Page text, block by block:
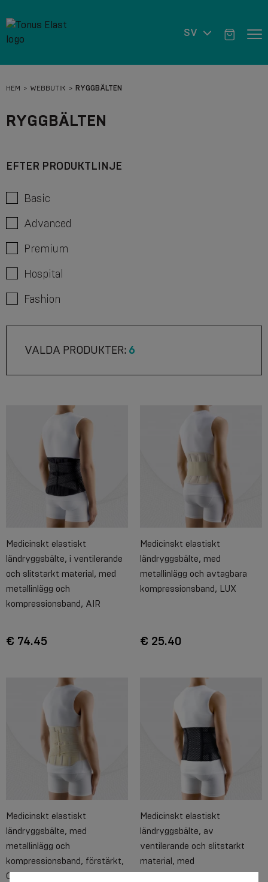
SV
HEM WEBBUTIK RYGGBÄLTEN
RYGGBÄLTEN
EFTER PRODUKTLINJE
Basic
Advanced
Premium
Hospital
Fashion
VALDA PRODUKTER: 6
Medicinskt elastiskt
ländryggsbälte, i ventilerande
och slitstarkt material, med
metallinlägg och
kompressionsband, AIR
€ 74.45
Medicinskt elastiskt
ländryggsbälte, med
metallinlägg och avtagbara
kompressionsband, LUX
€ 25.40
Medicinskt elastiskt
ländryggsbälte, med
metallinlägg och
kompressionsband, förstärkt,
Comfort
Medicinskt elastiskt
ländryggsbälte, av
ventilerande och slitstarkt
material, med